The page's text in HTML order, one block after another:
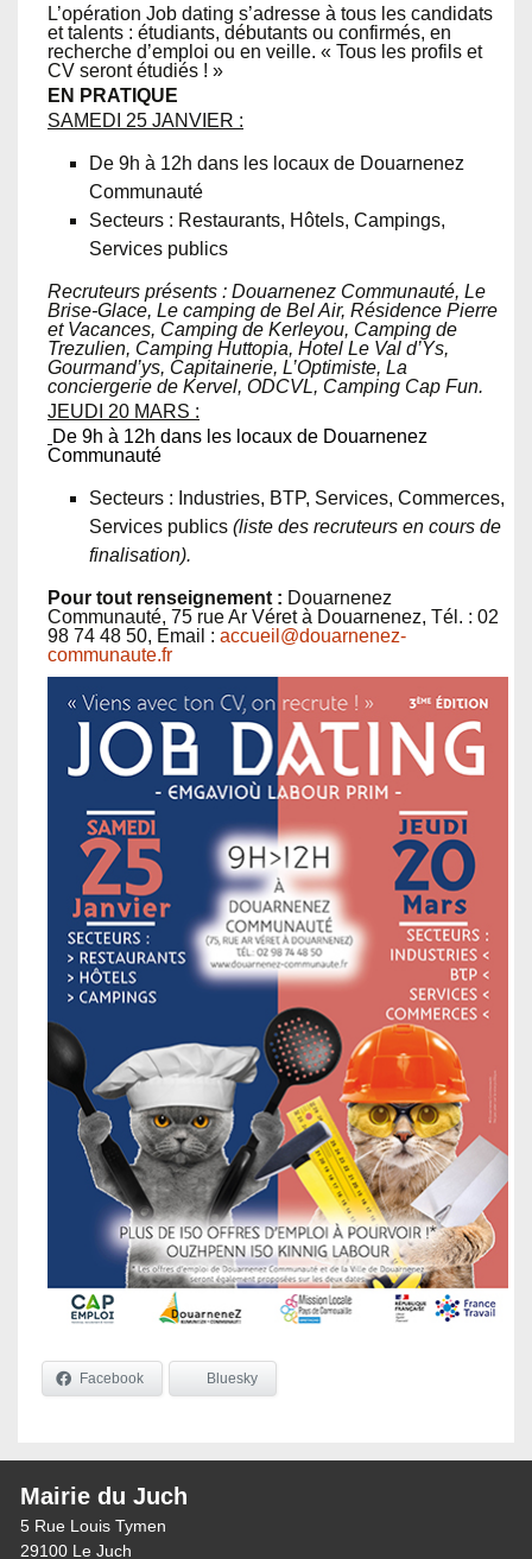
L’opération Job dating s’adresse à tous les candidats
et talents : étudiants, débutants ou confirmés, en
recherche d’emploi ou en veille. « Tous les profils et
CV seront étudiés ! »
EN PRATIQUE
SAMEDI 25 JANVIER :
De 9h à 12h dans les locaux de Douarnenez
Communauté
Secteurs : Restaurants, Hôtels, Campings,
Services publics
Recruteurs présents : Douarnenez Communauté, Le
Brise-Glace, Le camping de Bel Air, Résidence Pierre
et Vacances, Camping de Kerleyou, Camping de
Trezulien, Camping Huttopia, Hotel Le Val d’Ys,
Gourmand’ys, Capitainerie, L’Optimiste, La
conciergerie de Kervel, ODCVL, Camping Cap Fun.
JEUDI 20 MARS :
De 9h à 12h dans les locaux de Douarnenez
Communauté
Secteurs : Industries, BTP, Services, Commerces,
Services publics (liste des recruteurs en cours de
finalisation).
Pour tout renseignement : Douarnenez
Communauté, 75 rue Ar Véret à Douarnenez, Tél. : 02
98 74 48 50, Email : accueil@douarnenez-
communaute.fr
Facebook Bluesky
Mairie du Juch
5 Rue Louis Tymen
29100 Le Juch